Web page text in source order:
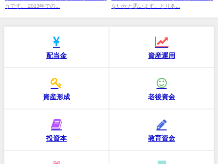
うです。 2013年での...
ないかと思います。とりあ...
配当金 資産運用
資産形成 老後資金
投資本 教育資金